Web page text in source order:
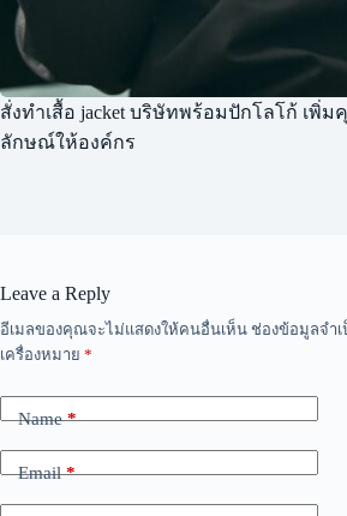
สั่งทำเสื้อ jacket บริษัทพร้อมปักโลโก้ เพิ่
ลักษณ์ให้องค์กร
Leave a Reply
อีเมลของคุณจะไม่แสดงให้คนอื่นเห็น ช่องข้อมูลจำ
เครื่องหมาย *
Name*
Email*
A
l
e
a
t
i